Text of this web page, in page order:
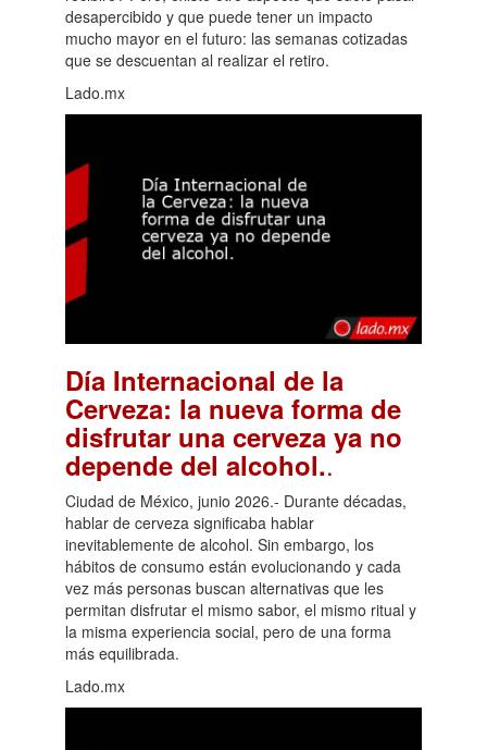
desapercibido y que puede tener un impacto
mucho mayor en el futuro: las semanas cotizadas
que se descuentan al realizar el retiro.
Lado.mx
Día Internacional de la
Cerveza: la nueva forma de
disfrutar una cerveza ya no
depende del alcohol..
Ciudad de México, junio 2026.- Durante décadas,
hablar de cerveza significaba hablar
inevitablemente de alcohol. Sin embargo, los
hábitos de consumo están evolucionando y cada
vez más personas buscan alternativas que les
permitan disfrutar el mismo sabor, el mismo ritual y
la misma experiencia social, pero de una forma
más equilibrada.
Lado.mx